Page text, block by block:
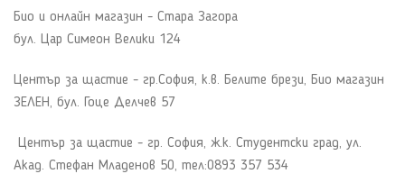
Био и онлайн магазин - Стара Загора
бул. Цар Симеон Велики 124
Център за щастие - гр.София, к.в. Белите брези, Био магазин
ЗЕЛЕН, бул. Гоце Делчев 57
Център за щастие - гр. София, ж.к. Студентски град, ул.
Акад. Стефан Младенов 50, тел:0893 357 534